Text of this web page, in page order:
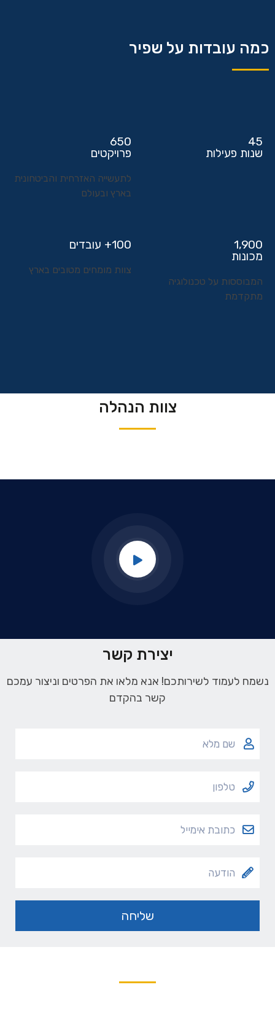
כמה עובדות על שפיר
45
שנות פעילות
650
פרויקטים
לתעשייה האזרחית והביטחונית
בארץ ובעולם
1,900
מכונות
המבוססות על טכנולוגיה
מתקדמת
100+ עובדים
צוות מומחים מטובים בארץ
צוות הנהלה
יצירת קשר
נשמח לעמוד לשירותכם! אנא מלאו את הפרטים וניצור עמכם
קשר בהקדם